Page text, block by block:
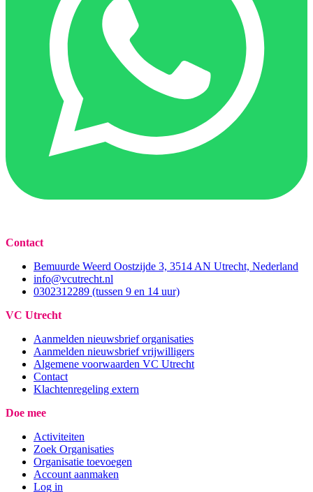
Contact
Bemuurde Weerd Oostzijde 3, 3514 AN Utrecht, Nederland
info@vcutrecht.nl
0302312289 (tussen 9 en 14 uur)
VC Utrecht
Aanmelden nieuwsbrief organisaties
Aanmelden nieuwsbrief vrijwilligers
Algemene voorwaarden VC Utrecht
Contact
Klachtenregeling extern
Doe mee
Activiteiten
Zoek Organisaties
Organisatie toevoegen
Account aanmaken
Log in